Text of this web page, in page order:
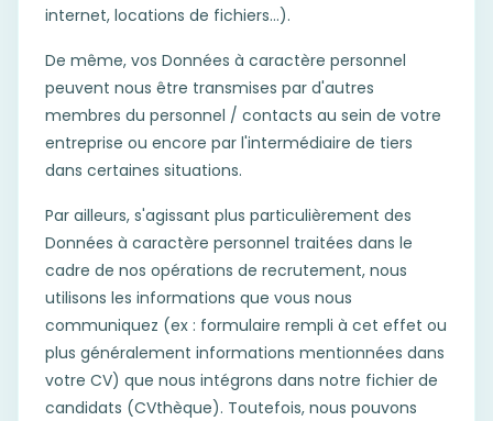
internet, locations de fichiers…).
De même, vos Données à caractère personnel
peuvent nous être transmises par d'autres
membres du personnel / contacts au sein de votre
entreprise ou encore par l'intermédiaire de tiers
dans certaines situations.
Par ailleurs, s'agissant plus particulièrement des
Données à caractère personnel traitées dans le
cadre de nos opérations de recrutement, nous
utilisons les informations que vous nous
communiquez (ex : formulaire rempli à cet effet ou
plus généralement informations mentionnées dans
votre CV) que nous intégrons dans notre fichier de
candidats (CVthèque). Toutefois, nous pouvons